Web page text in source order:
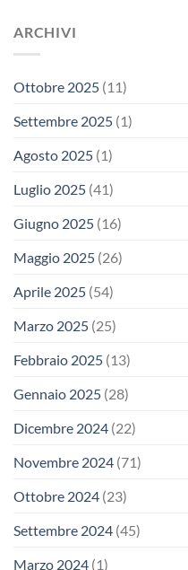
ARCHIVI
Ottobre 2025 (11)
Settembre 2025 (1)
Agosto 2025 (1)
Luglio 2025 (41)
Giugno 2025 (16)
Maggio 2025 (26)
Aprile 2025 (54)
Marzo 2025 (25)
Febbraio 2025 (13)
Gennaio 2025 (28)
Dicembre 2024 (22)
Novembre 2024 (71)
Ottobre 2024 (23)
Settembre 2024 (45)
Marzo 2024 (1)